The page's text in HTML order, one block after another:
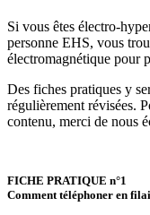
Si vous êtes électro-
personne EHS, vous
électromagnétique pour
Des fiches pratiques y
régulièrement révisées.
contenu, merci de nous
FICHE PRATIQUE n°1
Comment téléphoner en